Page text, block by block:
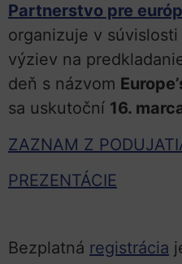
Partnerstvo pre
organizuje v
výziev na
deň s názvom
sa uskutoční 16.
ZAZNAM Z
PREZENTÁCIE
Bezplatná registrácia